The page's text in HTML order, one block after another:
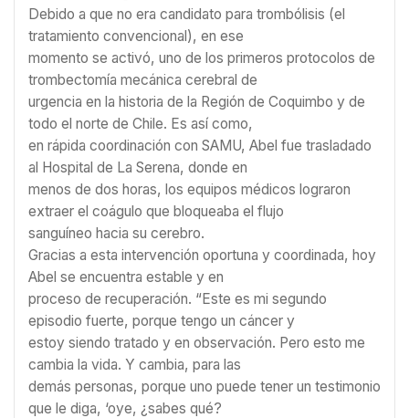
Debido a que no era candidato para trombólisis (el
tratamiento convencional), en ese
momento se activó, uno de los primeros protocolos de
trombectomía mecánica cerebral de
urgencia en la historia de la Región de Coquimbo y de
todo el norte de Chile. Es así como,
en rápida coordinación con SAMU, Abel fue trasladado
al Hospital de La Serena, donde en
menos de dos horas, los equipos médicos lograron
extraer el coágulo que bloqueaba el flujo
sanguíneo hacia su cerebro.
Gracias a esta intervención oportuna y coordinada, hoy
Abel se encuentra estable y en
proceso de recuperación. “Este es mi segundo
episodio fuerte, porque tengo un cáncer y
estoy siendo tratado y en observación. Pero esto me
cambia la vida. Y cambia, para las
demás personas, porque uno puede tener un testimonio
que le diga, ‘oye, ¿sabes qué?